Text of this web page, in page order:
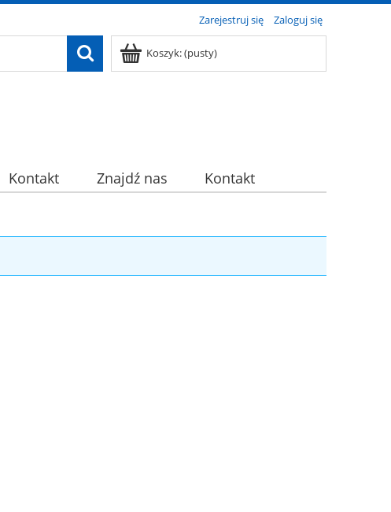
Zarejestruj się Zaloguj się
Koszyk:(pusty)
Kontakt Znajdź nas
Kontakt